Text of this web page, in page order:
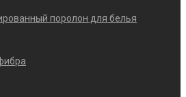
поролон для белья